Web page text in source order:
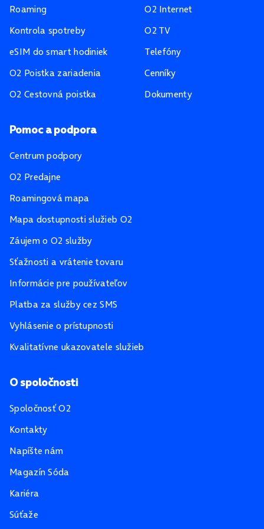
Roaming
Kontrola spotreby
eSIM do smart hodiniek
O2 Poistka zariadenia
O2 Cestovná poistka
O2 Internet
O2 TV
Telefóny
Cenníky
Dokumenty
Pomoc a podpora
Centrum podpory
O2 Predajne
Roamingová mapa
Mapa dostupnosti služieb O2
Záujem o O2 služby
Sťažnosti a vrátenie tovaru
Informácie pre používateľov
Platba za služby cez SMS
Vyhlásenie o prístupnosti
Kvalitatívne ukazovatele služieb
O spoločnosti
Spoločnosť O2
Kontakty
Napíšte nám
Magazín Sóda
Kariéra
Súťaže